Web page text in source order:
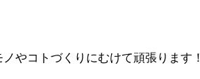
やコトづくりにむけて頑張ります！